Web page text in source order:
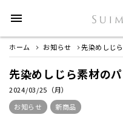
menu
ホーム お知らせ 先染めしじ
先染めしじら素材の
2024/03/25（月）
お知らせ
新商品